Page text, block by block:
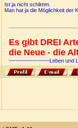
Ist ja nicht schlimm.
Man hat ja die Möglichkeit der
Es gibt DREI
die Neue - die
~~~~~~~~~~~~~~Leben und